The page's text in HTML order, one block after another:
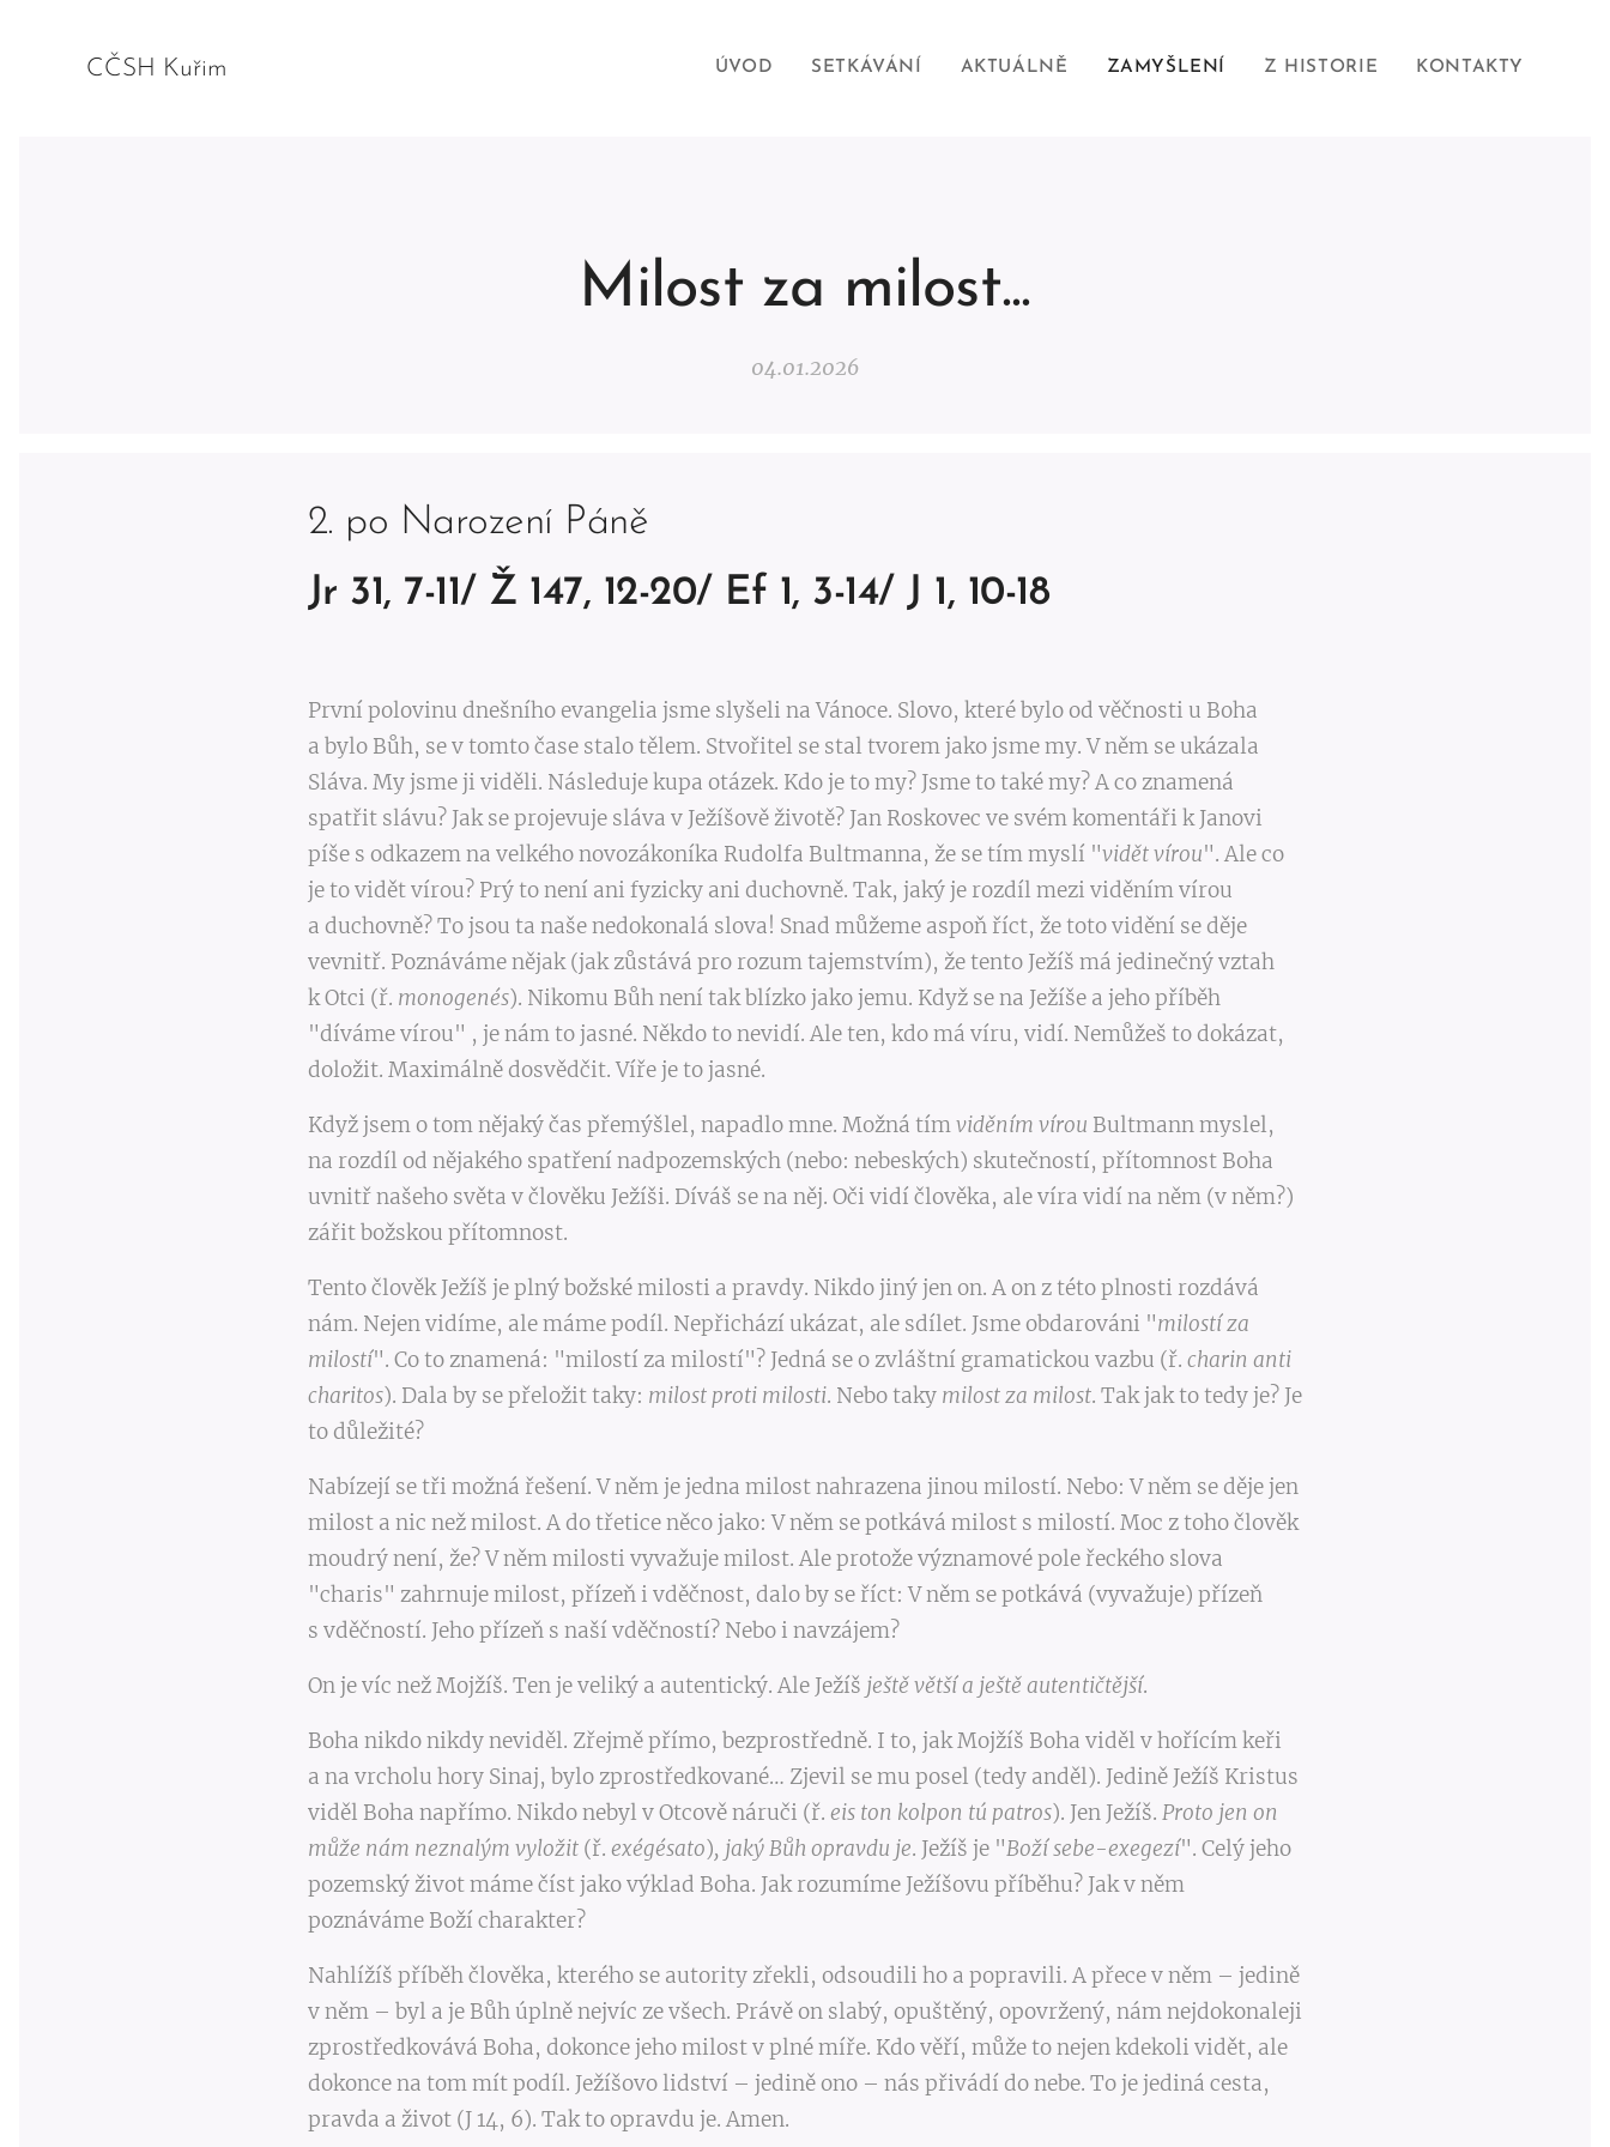
CČSH Kuřim ÚVOD SETKÁVÁNÍ AKTUÁLNĚ ZAMYŠLENÍ Z HISTORIE KONTAKTY
Milost za milost...
04.01.2026
2. po Narození Páně
Jr 31, 7-11/ Ž 147, 12-20/ Ef 1, 3-14/ J 1, 10-18
První polovinu dnešního evangelia jsme slyšeli na Vánoce. Slovo, které bylo od věčnosti u Boha
a bylo Bůh, se v tomto čase stalo tělem. Stvořitel se stal tvorem jako jsme my. V něm se ukázala
Sláva. My jsme ji viděli. Následuje kupa otázek. Kdo je to my? Jsme to také my? A co znamená
spatřit slávu? Jak se projevuje sláva v Ježíšově životě? Jan Roskovec ve svém komentáři k Janovi
píše s odkazem na velkého novozákoníka Rudolfa Bultmanna, že se tím myslí "vidět vírou". Ale co
je to vidět vírou? Prý to není ani fyzicky ani duchovně. Tak, jaký je rozdíl mezi viděním vírou
a duchovně? To jsou ta naše nedokonalá slova! Snad můžeme aspoň říct, že toto vidění se děje
vevnitř. Poznáváme nějak (jak zůstává pro rozum tajemstvím), že tento Ježíš má jedinečný vztah
k Otci (ř. monogenés). Nikomu Bůh není tak blízko jako jemu. Když se na Ježíše a jeho příběh
"díváme vírou" , je nám to jasné. Někdo to nevidí. Ale ten, kdo má víru, vidí. Nemůžeš to dokázat,
doložit. Maximálně dosvědčit. Víře je to jasné.
Když jsem o tom nějaký čas přemýšlel, napadlo mne. Možná tímviděním vírou Bultmann myslel,
na rozdíl od nějakého spatření nadpozemských (nebo: nebeských) skutečností, přítomnost Boha
uvnitř našeho světa v člověku Ježíši. Díváš se na něj. Oči vidí člověka, ale víra vidí na něm (v něm?)
zářit božskou přítomnost.
Tento člověk Ježíš je plný božské milosti a pravdy. Nikdo jiný jen on. A on z této plnosti rozdává
nám. Nejen vidíme, ale máme podíl. Nepřichází ukázat, ale sdílet. Jsme obdarováni "milostí za
milostí". Co to znamená: "milostí za milostí"? Jedná se o zvláštní gramatickou vazbu (ř. charin anti
charitos). Dala by se přeložit taky: milost proti milosti. Nebo taky milost za milost. Tak jak to tedy je? Je
to důležité?
Nabízejí se tři možná řešení. V něm je jedna milost nahrazena jinou milostí. Nebo: V něm se děje jen
milost a nic než milost. A do třetice něco jako: V něm se potkává milost s milostí. Moc z toho člověk
moudrý není, že? V něm milosti vyvažuje milost. Ale protože významové pole řeckého slova
"charis" zahrnuje milost, přízeň i vděčnost, dalo by se říct: V něm se potkává (vyvažuje) přízeň
s vděčností. Jeho přízeň s naší vděčností? Nebo i navzájem?
On je víc než Mojžíš. Ten je veliký a autentický. Ale Ježíš ještě větší a ještě autentičtější.
Boha nikdo nikdy neviděl. Zřejmě přímo, bezprostředně. I to, jak Mojžíš Boha viděl v hořícím keři
a na vrcholu hory Sinaj, bylo zprostředkované… Zjevil se mu posel (tedy anděl). Jedině Ježíš Kristus
viděl Boha napřímo. Nikdo nebyl v Otcově náruči (ř. eis ton kolpon tú patros). Jen Ježíš. Proto jen on
může nám neznalým vyložit (ř. exégésato), jaký Bůh opravdu je. Ježíš je "Boží sebe-exegezí". Celý jeho
pozemský život máme číst jako výklad Boha. Jak rozumíme Ježíšovu příběhu? Jak v něm
poznáváme Boží charakter?
Nahlížíš příběh člověka, kterého se autority zřekli, odsoudili ho a popravili. A přece v něm – jedině
v něm – byl a je Bůh úplně nejvíc ze všech. Právě on slabý, opuštěný, opovržený, nám nejdokonaleji
zprostředkovává Boha, dokonce jeho milost v plné míře. Kdo věří, může to nejen kdekoli vidět, ale
dokonce na tom mít podíl. Ježíšovo lidství – jedině ono – nás přivádí do nebe. To je jediná cesta,
pravda a život (J 14, 6). Tak to opravdu je. Amen.